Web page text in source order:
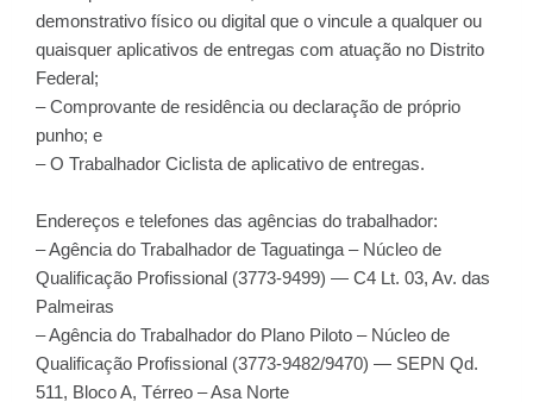
demonstrativo físico ou digital que o vincule a qualquer ou
quaisquer aplicativos de entregas com atuação no Distrito
Federal;
– Comprovante de residência ou declaração de próprio
punho; e
– O Trabalhador Ciclista de aplicativo de entregas.
Endereços e telefones das agências do trabalhador:
– Agência do Trabalhador de Taguatinga – Núcleo de
Qualificação Profissional (3773-9499) — C4 Lt. 03, Av. das
Palmeiras
– Agência do Trabalhador do Plano Piloto – Núcleo de
Qualificação Profissional (3773-9482/9470) — SEPN Qd.
511, Bloco A, Térreo – Asa Norte